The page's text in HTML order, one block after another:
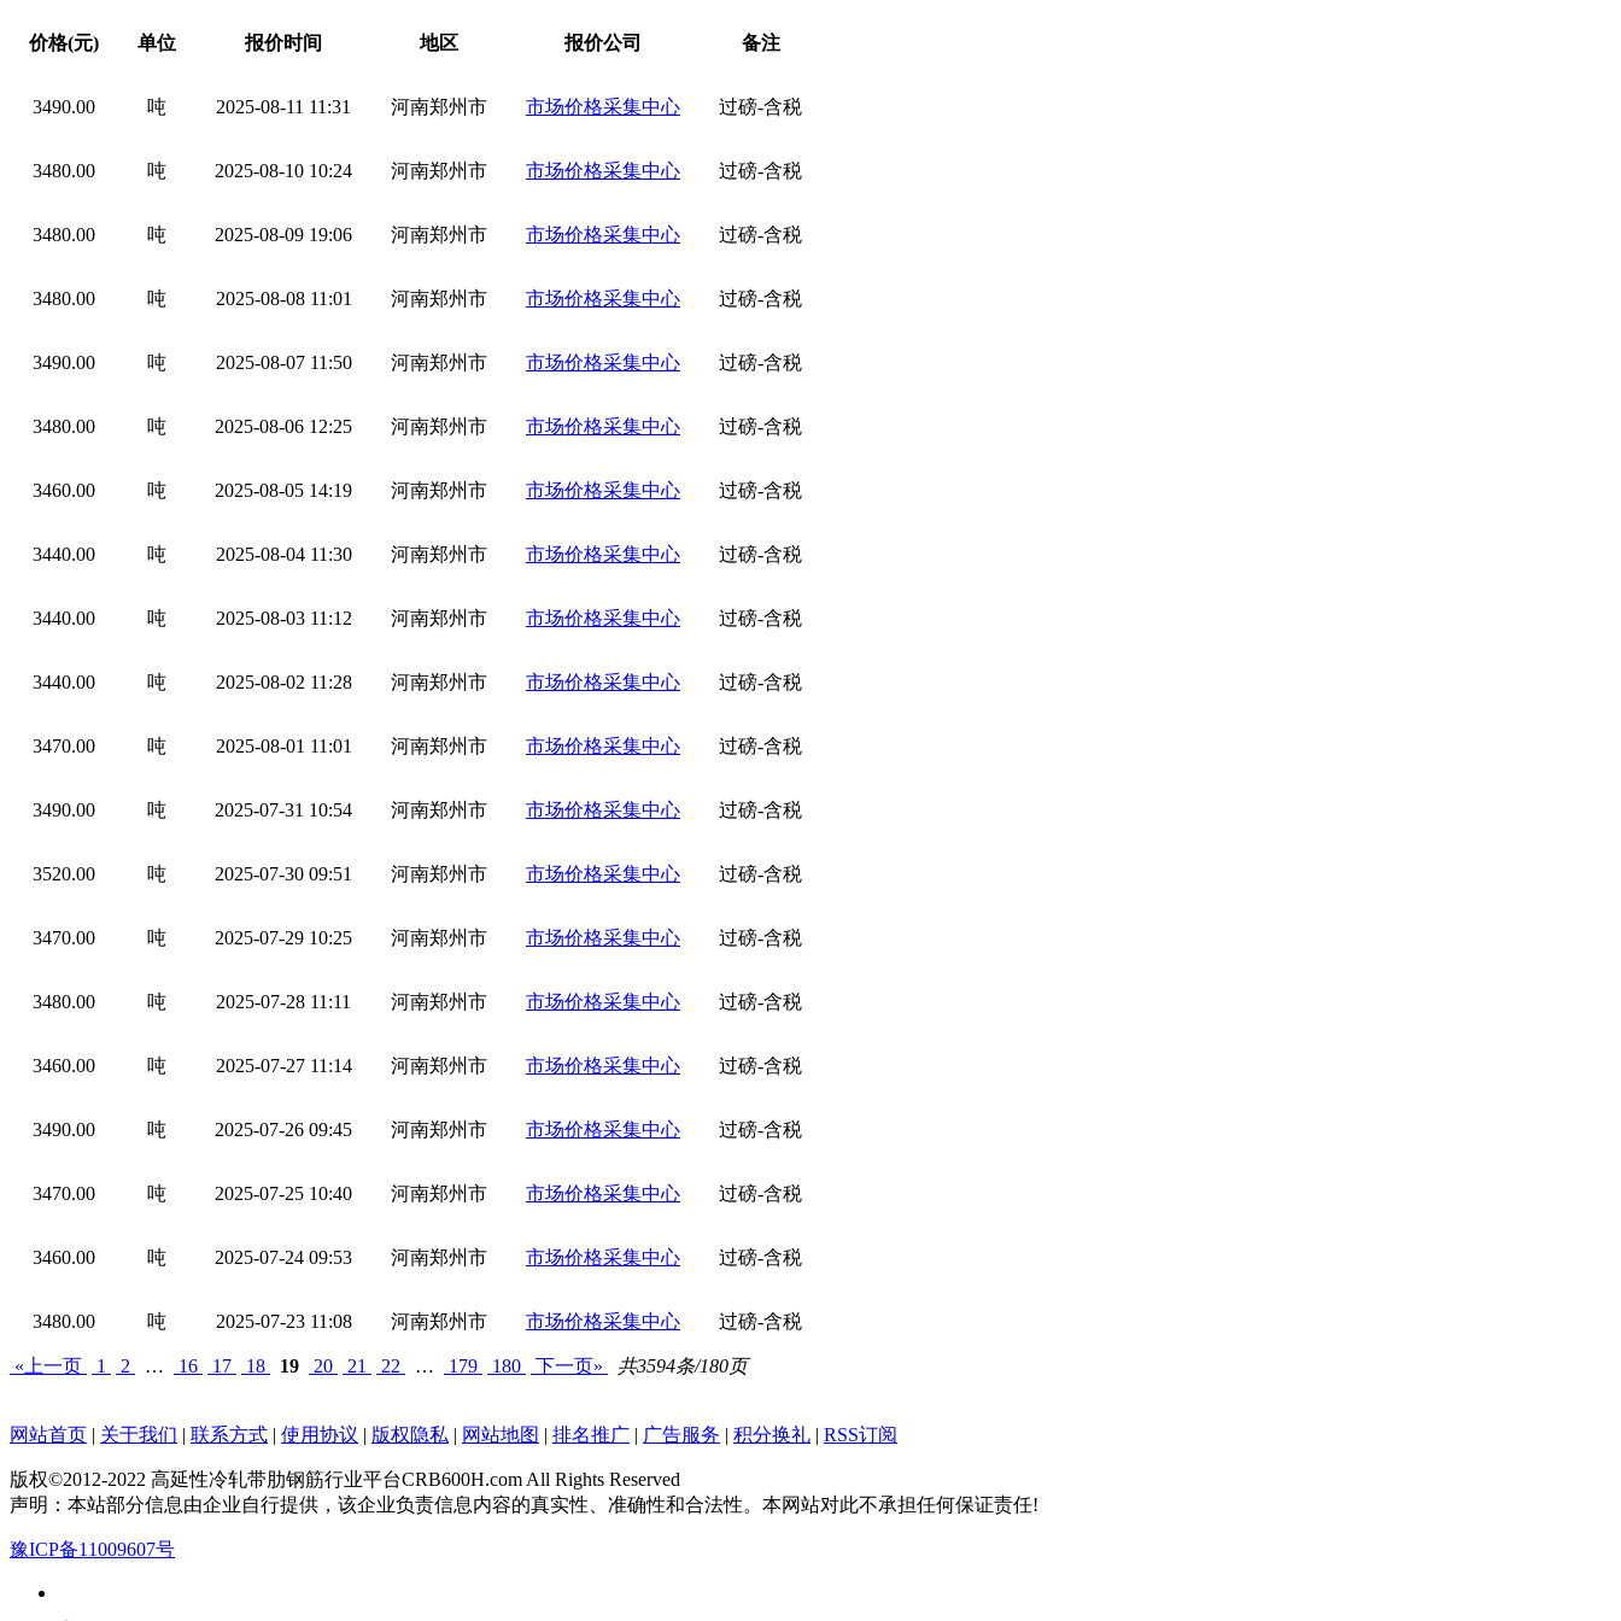
价格(元) 单位 报价时间 地区 报价公司 备注
3490.00 吨 2025-08-11 11:31 河南郑州市 市场价格采集中心 过磅-含税
3480.00 吨 2025-08-10 10:24 河南郑州市 市场价格采集中心 过磅-含税
3480.00 吨 2025-08-09 19:06 河南郑州市 市场价格采集中心 过磅-含税
3480.00 吨 2025-08-08 11:01 河南郑州市 市场价格采集中心 过磅-含税
3490.00 吨 2025-08-07 11:50 河南郑州市 市场价格采集中心 过磅-含税
3480.00 吨 2025-08-06 12:25 河南郑州市 市场价格采集中心 过磅-含税
3460.00 吨 2025-08-05 14:19 河南郑州市 市场价格采集中心 过磅-含税
3440.00 吨 2025-08-04 11:30 河南郑州市 市场价格采集中心 过磅-含税
3440.00 吨 2025-08-03 11:12 河南郑州市 市场价格采集中心 过磅-含税
3440.00 吨 2025-08-02 11:28 河南郑州市 市场价格采集中心 过磅-含税
3470.00 吨 2025-08-01 11:01 河南郑州市 市场价格采集中心 过磅-含税
3490.00 吨 2025-07-31 10:54 河南郑州市 市场价格采集中心 过磅-含税
3520.00 吨 2025-07-30 09:51 河南郑州市 市场价格采集中心 过磅-含税
3470.00 吨 2025-07-29 10:25 河南郑州市 市场价格采集中心 过磅-含税
3480.00 吨 2025-07-28 11:11 河南郑州市 市场价格采集中心 过磅-含税
3460.00 吨 2025-07-27 11:14 河南郑州市 市场价格采集中心 过磅-含税
3490.00 吨 2025-07-26 09:45 河南郑州市 市场价格采集中心 过磅-含税
3470.00 吨 2025-07-25 10:40 河南郑州市 市场价格采集中心 过磅-含税
3460.00 吨 2025-07-24 09:53 河南郑州市 市场价格采集中心 过磅-含税
3480.00 吨 2025-07-23 11:08 河南郑州市 市场价格采集中心 过磅-含税
«上一页 1 2 … 16 17 18 19 20 21 22 … 179 180 下一页» 共3594条/180页
网站首页 关于我们 联系方式 使用协议 版权隐私 网站地图 排名推广 广告服务 积分换礼 RSS订阅
版权©2012-2022 高延性冷轧带肋钢筋行业平台CRB600H.com All Rights Reserved
声明：本站部分信息由企业自行提供，该企业负责信息内容的真实性、准确性和合法性。本网站对此不承担任何保证责任!
豫ICP备11009607号